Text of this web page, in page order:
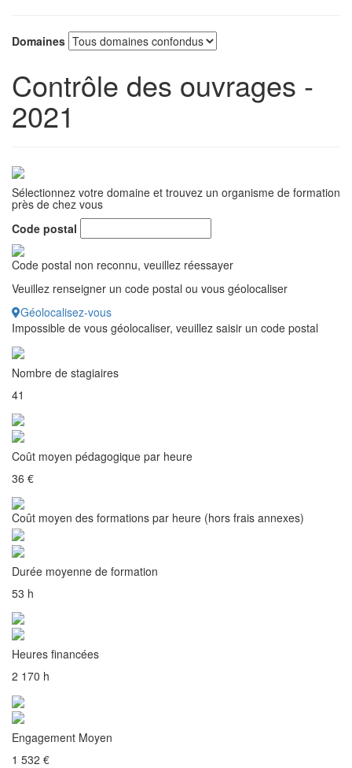
Domaines
Contrôle des ouvrages -
2021
Sélectionnez votre domaine et trouvez un organisme de formation
près de chez vous
Code postal
Code postal non reconnu, veuillez réessayer
Veuillez renseigner un code postal ou vous géolocaliser
Géolocalisez-vous
Impossible de vous géolocaliser, veuillez saisir un code postal
Nombre de stagiaires
41
Coût moyen pédagogique par heure
36 €
Coût moyen des formations par heure (hors frais annexes)
Durée moyenne de formation
53 h
Heures financées
2 170 h
Engagement Moyen
1 532 €